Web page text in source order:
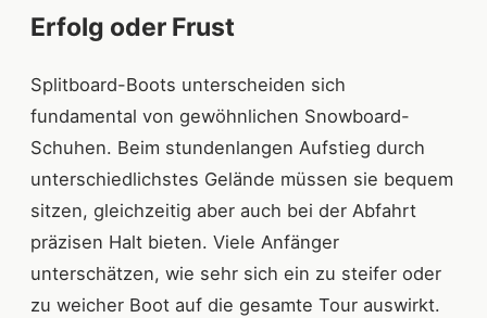
Erfolg oder Frust
Splitboard-Boots unterscheiden sich
fundamental von gewöhnlichen Snowboard-
Schuhen. Beim stundenlangen Aufstieg durch
unterschiedlichstes Gelände müssen sie bequem
sitzen, gleichzeitig aber auch bei der Abfahrt
präzisen Halt bieten. Viele Anfänger
unterschätzen, wie sehr sich ein zu steifer oder
zu weicher Boot auf die gesamte Tour auswirkt.